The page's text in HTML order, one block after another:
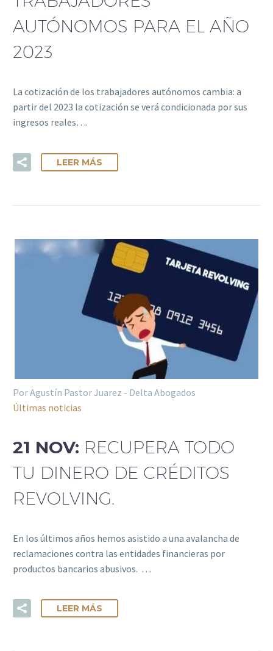
AUTÓNOMOS PARA EL AÑO
2023
La cotización de los trabajadores autónomos cambia: a
partir del 2023 la cotización se verá condicionada por sus
ingresos reales….
LEER MÁS
Por Agustín Pastor Juarez - Delta Abogados
Últimas noticias
21 NOV: RECUPERA TODO
TU DINERO DE CRÉDITOS
REVOLVING.
En los últimos años hemos asistido a una avalancha de
reclamaciones contra las entidades financieras por
productos bancarios abusivos. …
LEER MÁS